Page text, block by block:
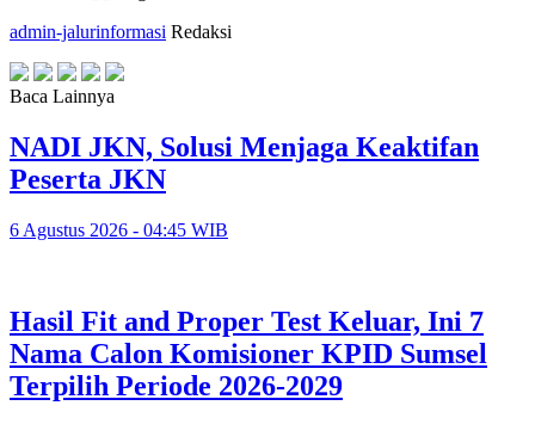
admin-jalurinformasi Redaksi
Baca Lainnya
NADI JKN, Solusi Menjaga Keaktifan
Peserta JKN
6 Agustus 2026 - 04:45 WIB
Hasil Fit and Proper Test Keluar, Ini 7
Nama Calon Komisioner KPID Sumsel
Terpilih Periode 2026-2029